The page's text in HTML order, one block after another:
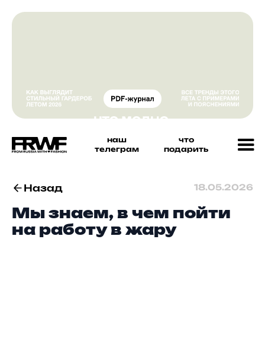
наш
телеграм
что
подарить
Назад 18.05.2026
Мы знаем, в чем пойти
на работу в жару